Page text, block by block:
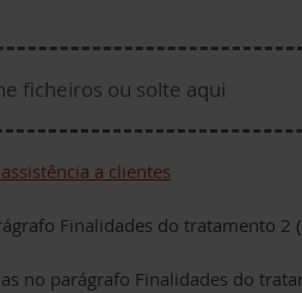
ficheiros ou solte aqui
a clientes
Finalidades do tratamento 2
no parágrafo Finalidades do